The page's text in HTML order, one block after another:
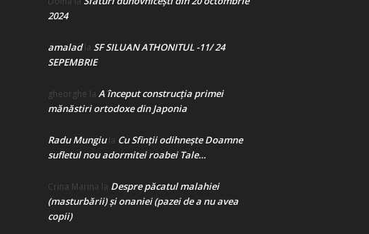
2024
amaladla SF SILUAN ATHONITUL -11/ 24
SEPEMBRIE
gheorghe la A început construcţia primei
mănăstiri ortodoxe din Japonia
Radu Mungiula Cu Sfinții odihnește Doamne
sufletul nou adormitei roabei Tale…
Crina Marina la Despre păcatul malahiei
(masturbării) şi onaniei (pazei de a nu avea
copii)